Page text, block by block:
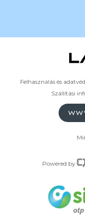
Felhasználás és
Szállítási
Powered by